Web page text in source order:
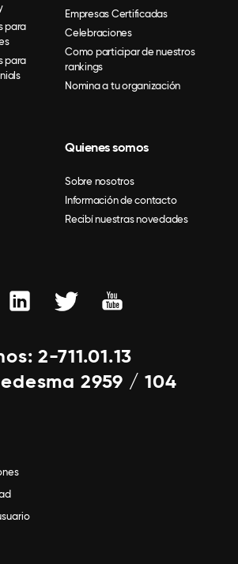
para
para
Empresas Certificadas
Celebraciones
Como participar de nuestros
rankings
Nomina a tu organización
Quienes somos
Sobre nosotros
Información de contacto
Recibí nuestras novedades
2-711.01.13
2959 / 104